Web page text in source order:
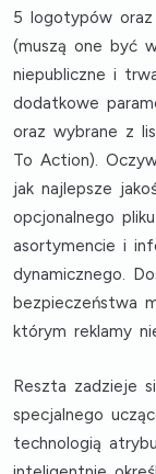
5 logotypów
(muszą one być
niepubliczne i
dodatkowe
oraz wybrane z
To Action).
jak najlepsze
opcjonalnego
asortymencie i
dynamicznego.
bezpieczeństwa
którym reklamy
Reszta zadzieje
specjalnego
technologią